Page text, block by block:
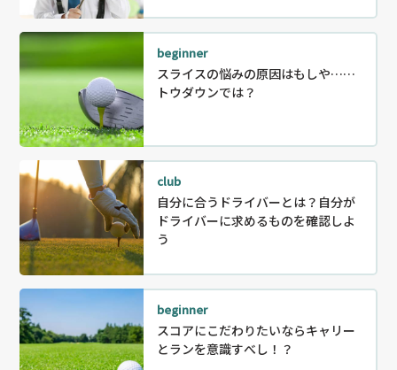
beginner
スライスの悩みの原因はもしや……
トウダウンでは？
club
自分に合うドライバーとは？自分が
ドライバーに求めるものを確認しよ
う
beginner
スコアにこだわりたいならキャリー
とランを意識すべし！？